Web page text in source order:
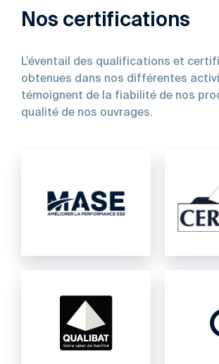
Nos certifications
L’éventail des qualifications et
obtenues dans nos différentes
témoignent de la fiabilité de nos
qualité de nos ouvrages.